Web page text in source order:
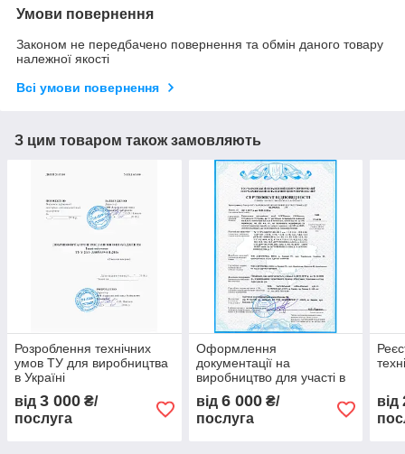
Умови повернення
Законом не передбачено повернення та обмін даного товару
належної якості
Всі умови повернення
З цим товаром також замовляють
Розроблення технічних
умов ТУ для виробництва
в Україні
від 3 000 ₴/
послуга
Оформлення
документації на
виробництво для участі в
тендерах
від 6 000₴/
послуга
від